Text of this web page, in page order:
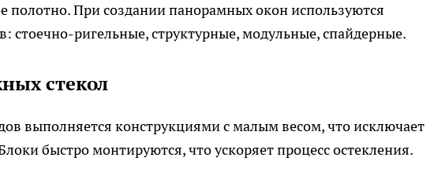
полотно. При создании панорамных окон используются
стоечно-ригельные, структурные, модульные, спайдерные.
стекол
выполняется конструкциями с малым весом, что исключает
быстро монтируются, что ускоряет процесс остекления.